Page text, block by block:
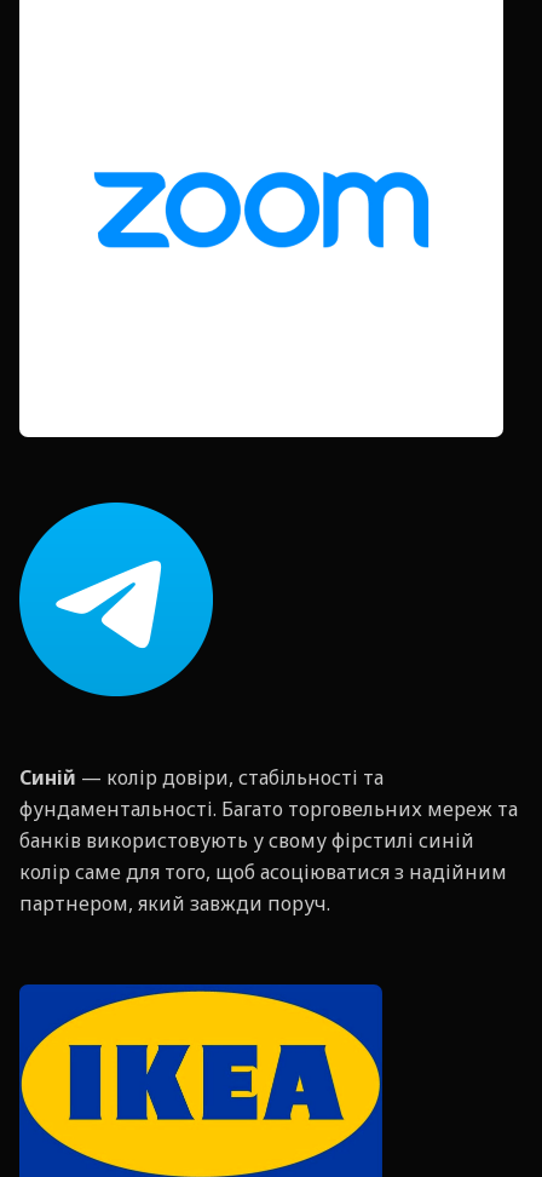
Синій — колір довіри, стабільності та
фундаментальності. Багато торговельних мереж та
банків використовують у свому фірстилі синій
колір саме для того, щоб асоціюватися з надійним
партнером, який завжди поруч.